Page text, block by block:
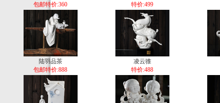
包邮特价:360
特价:499
陆羽品茶
包邮特价:888
凌云骓
特价:488